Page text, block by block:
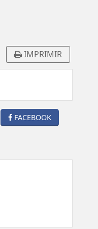
IMPRIMIR
FACEBOOK